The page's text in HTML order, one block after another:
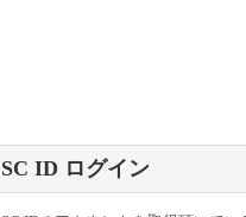
SC ID ログイン